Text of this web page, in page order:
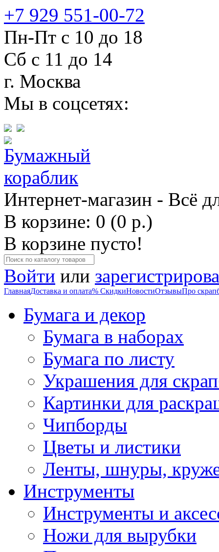
+7 929 551-00-72
Пн-Пт с 10 до 18
Сб с 11 до 14
г. Москва
Мы в соцсетях:
Интернет-магазин - Всё
В корзине: 0 (0 р.)
В корзине пусто!
Войти или
ГлавнаяДоставка и оплата% СкидкиНовостиОтзывыПро
Бумага и декор
Бумага в наборах
Бумага по листу
Украшения для
Картинки для
Чипборды
Цветы и листики
Ленты, шнуры,
Инструменты
Инструменты и
Ножи для вырубки